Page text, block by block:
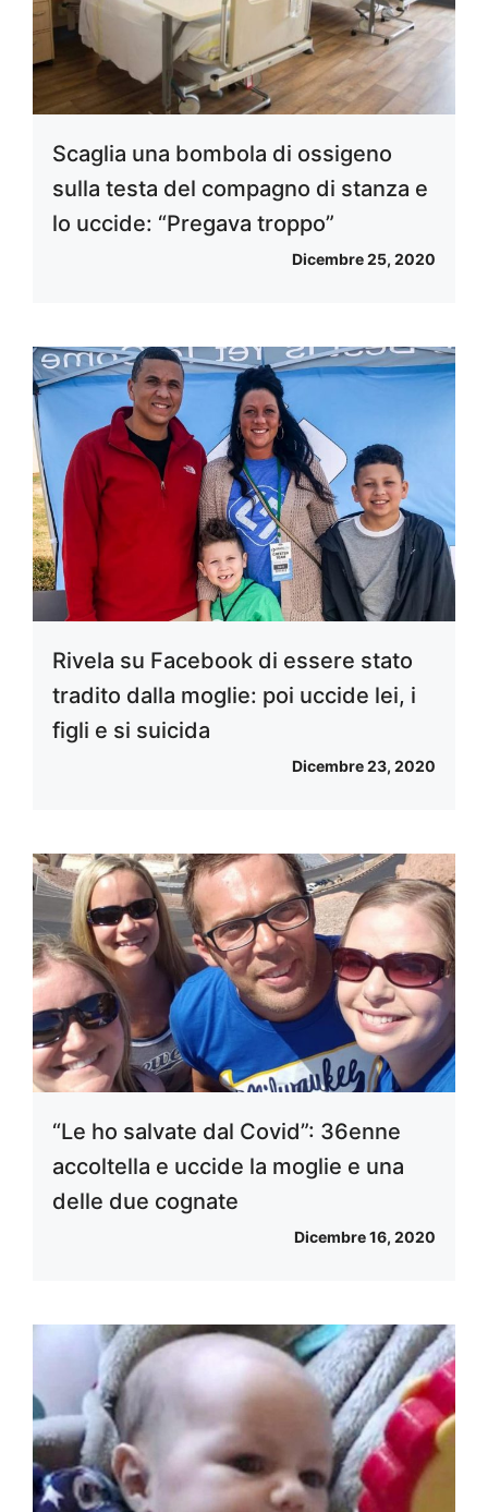
Scaglia una bombola di ossigeno
sulla testa del compagno di stanza e
lo uccide: “Pregava troppo”
Dicembre 25, 2020
Rivela su Facebook di essere stato
tradito dalla moglie: poi uccide lei, i
figli e si suicida
Dicembre 23, 2020
“Le ho salvate dal Covid”: 36enne
accoltella e uccide la moglie e una
delle due cognate
Dicembre 16, 2020